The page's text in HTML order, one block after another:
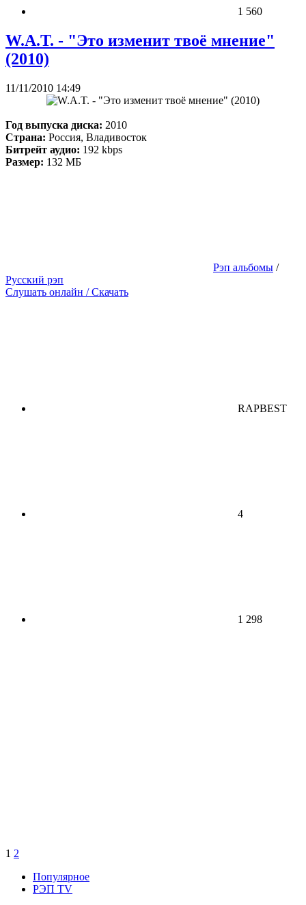
1 560
W.A.T. - "Это изменит твоё мнение"
(2010)
11/11/2010 14:49
Год выпуска диска: 2010
Страна: Россия, Владивосток
Битрейт аудио: 192 kbps
Размер: 132 МБ
Рэп альбомы /
Русский рэп
Слушать онлайн / Скачать
RAPBEST
4
1 298
1 2
Популярное
РЭП TV